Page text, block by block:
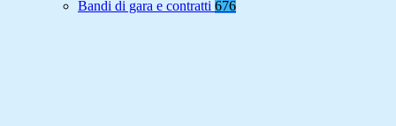
Bandi di gara e contratti 676